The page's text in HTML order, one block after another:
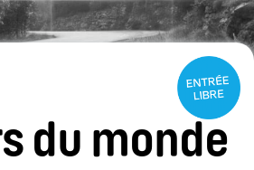
du monde